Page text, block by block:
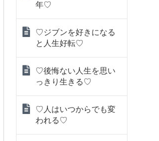
年♡
♡ジブンを好きになる
と人生好転♡
♡後悔ない人生を思い
っきり生きる♡
♡人はいつからでも変
われる♡